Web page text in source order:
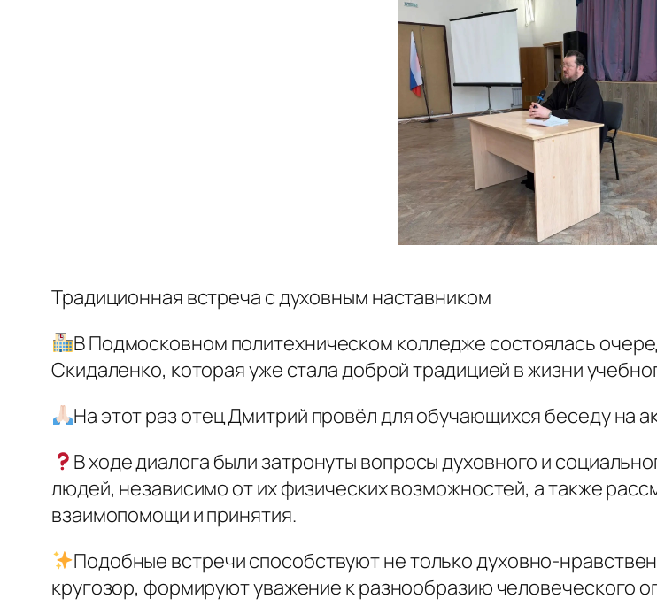
Традиционная встреча с духовным наставником
В Подмосковном политехническом колледже состоялась
Скидаленко, которая уже стала доброй традицией в жизни
На этот раз отец Дмитрий провёл для обучающихся беседу на
В ходе диалога были затронуты вопросы духовного и
людей, независимо от их физических возможностей, а также
взаимопомощи и принятия.
Подобные встречи способствуют не только духовно-
кругозор, формируют уважение к разнообразию человеческого